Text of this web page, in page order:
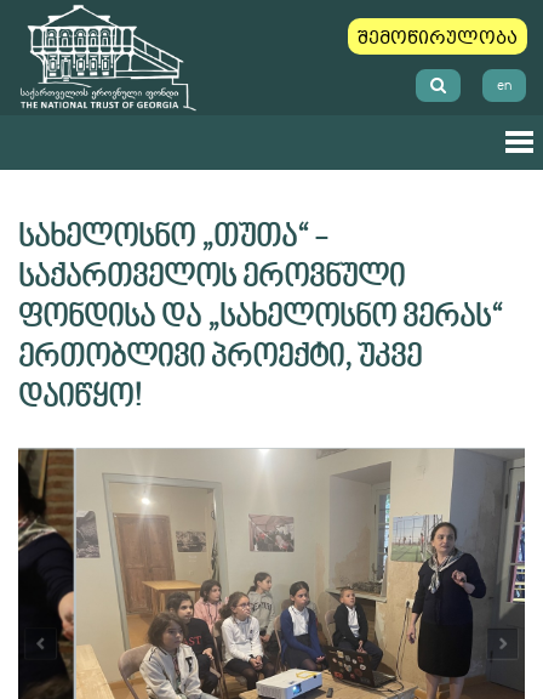
შემოწირულობა
en
სახელოსნო „თუთა“ -
საქართველოს ეროვნული
ფონდისა და „სახელოსნო ვერას“
ერთობლივი პროექტი, უკვე
დაიწყო!